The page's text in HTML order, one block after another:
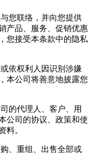
您联络，并向您提供
产品、服务、促销优惠
您接受本条款中的隐私
依权利人因识别涉嫌
本公司将善意地披露您
的代理人、客户、用
公司的协议、政策和使
料。
、重组、出售全部或